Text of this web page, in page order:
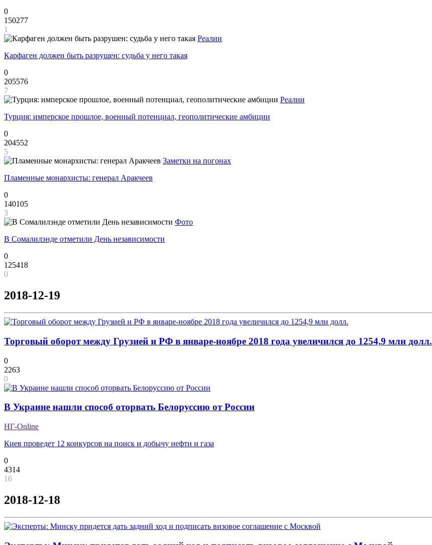
0
150277
1
Реалии
Карфаген должен быть разрушен: судьба у него такая
0
205576
7
Реалии
Турция: имперское прошлое, военный потенциал, геополитические амбиции
0
204552
5
Заметки на погонах
Пламенные монархисты: генерал Аракчеев
0
140105
3
Фото
В Сомалилэнде отметили День независимости
0
125418
0
2018-12-19
Торговый оборот между Грузией и РФ в январе-ноябре 2018 года увеличился до 1254,9 млн долл.
0
2263
0
В Украине нашли способ оторвать Белоруссию от России
НГ-Online
Киев проведет 12 конкурсов на поиск и добычу нефти и газа
0
4314
16
2018-12-18